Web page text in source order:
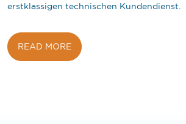
erstklassigen technischen Kundendienst.
READ MORE